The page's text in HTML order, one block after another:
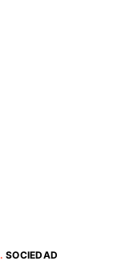
.SOCIEDAD